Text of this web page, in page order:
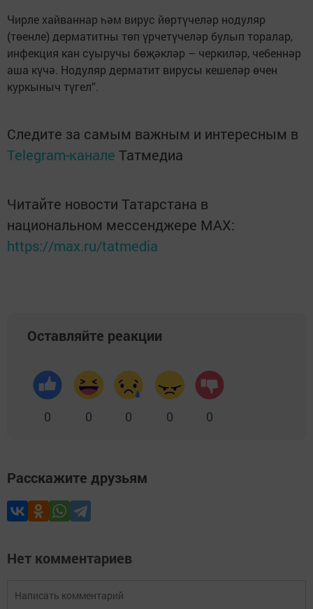
Чирле хайваннар һәм вирус йөртүчеләр нодуляр
(төенле) дерматитны төп үрчетүчеләр булып торалар,
инфекция кан суыручы бөҗәкләр – черкиләр, чебеннәр
аша күчә. Нодуляр дерматит вирусы кешеләр өчен
куркыныч түгел”.
Следите за самым важным и интересным в
Telegram-канале Татмедиа
Читайте новости Татарстана в
национальном мессенджере MАХ:
https://max.ru/tatmedia
Оставляйте реакции
0 0 0 0 0
Расскажите друзьям
Нет комментариев